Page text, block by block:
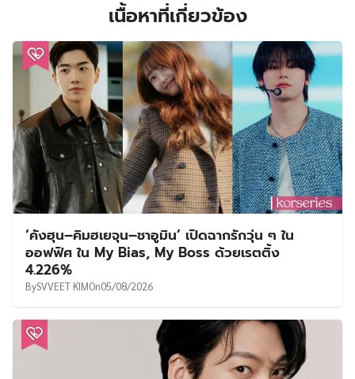
เนื้อหาที่เกี่ยวข้อง
‘คังฮุน–คิมฮเยจุน–ชาอูมิน’ เปิดฉากรักวุ่น ๆ ใน
ออฟฟิศ ใน My Bias, My Boss ด้วยเรตติ้ง
4.226%
BySVVEET KIMOn05/08/2026